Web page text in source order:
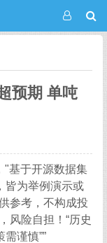
预期 单吨
"基于开源数据集
皆为举例演示或
参考，不构成投
风险自担！“历史
谨慎””